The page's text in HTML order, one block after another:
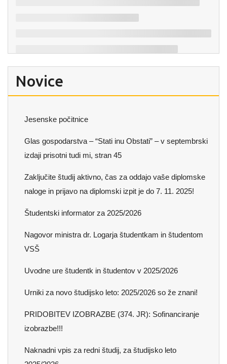
Novice
Jesenske počitnice
Glas gospodarstva – “Stati inu Obstati” – v septembrski
izdaji prisotni tudi mi, stran 45
Zaključite študij aktivno, čas za oddajo vaše diplomske
naloge in prijavo na diplomski izpit je do 7. 11. 2025!
Študentski informator za 2025/2026
Nagovor ministra dr. Logarja študentkam in študentom
VSŠ
Uvodne ure študentk in študentov v 2025/2026
Urniki za novo študijsko leto: 2025/2026 so že znani!
PRIDOBITEV IZOBRAZBE (374. JR): Sofinanciranje
izobrazbe!!!
Naknadni vpis za redni študij, za študijsko leto